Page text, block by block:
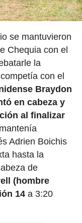
se mantuvieron
Chequia con el
la
con el
Braydon
en cabeza y
al finalizar
Adrien Boichis
hasta la
de
(hombre
14a 3:20